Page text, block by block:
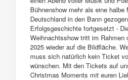
Bühnenshow mehr als eine
Deutschland in den Bann
Erfolgsgeschichte fortgesetzt -
Weihnachtsshow tritt im Rahmen
2025 wieder auf die Bildfläche.
muss sich natürlich kein Ticket
wünschen. Mit den Tickets auf
Christmas Moments mit euren